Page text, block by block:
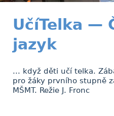
UčíTelka —
jazyk
... když děti učí telka.
pro žáky prvního stupně
MŠMT. Režie J. Fronc